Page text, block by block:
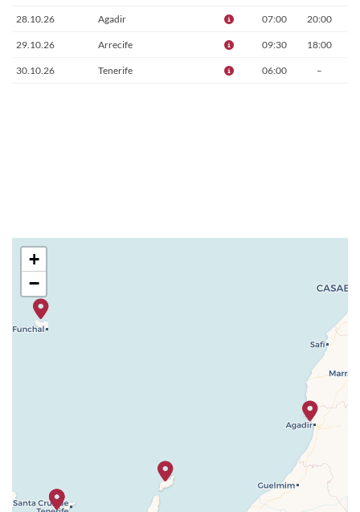
28.10.26 Agadir 07:00 20:00
29.10.26 Arrecife 09:30 18:00
30.10.26 Tenerife 06:00 –
+
−